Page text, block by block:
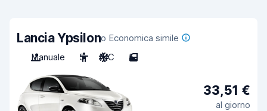
Lancia Ypsilono Economica simile
Manuale
5 A/C 5
33,51 €
al giorno